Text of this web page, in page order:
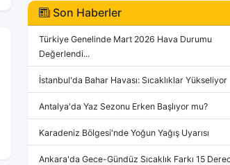
Son Haberler
Türkiye Genelinde Mart 2026 Hava Durumu
Değerlendi...
İstanbul'da Bahar Havası: Sıcaklıklar Yükseliyor
Antalya'da Yaz Sezonu Erken Başlıyor mu?
Karadeniz Bölgesi'nde Yoğun Yağış Uyarısı
Ankara'da Gece-Gündüz Sıcaklık Farkı 15